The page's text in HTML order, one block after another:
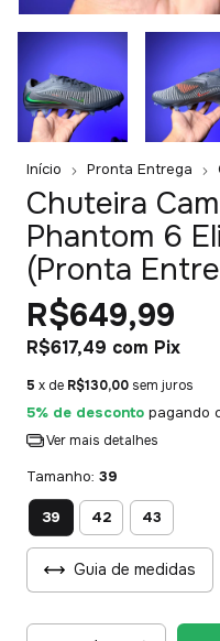
Início Pronta Entrega
Chuteira
Phantom 6
(Pronta
R$649,99
R$617,49 com Pix
5 x de R$130,00 sem juros
5% de desconto pagando
Ver mais detalhes
Tamanho: 39
39 42 43
Guia de medidas